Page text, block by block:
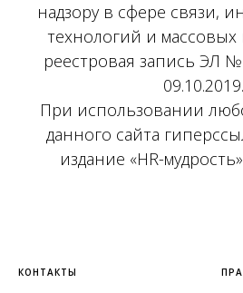
надзору в сфере связи,
технологий и массовых
реестровая запись ЭЛ
09.10.2019.
При использовании
данного сайта
издание «HR-
КОНТАКТЫ